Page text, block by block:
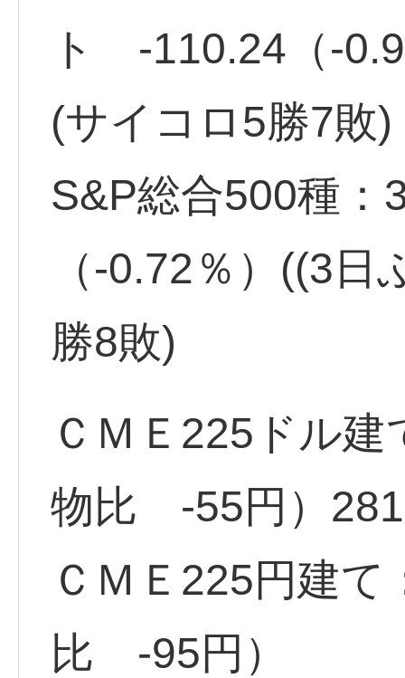
ト -110.24（-
(サイコロ5勝7敗)
S&P総合500種
（-0.72％）((3
勝8敗)
ＣＭＥ225ドル
物比 -55円）
ＣＭＥ225円建
比 -95円）